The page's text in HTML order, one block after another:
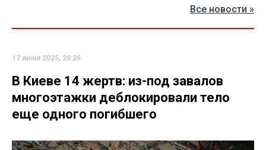
Все новости »
17 июня 2025, 20:25
В Киеве 14 жертв: из-под завалов
многоэтажки деблокировали тело
еще одного погибшего